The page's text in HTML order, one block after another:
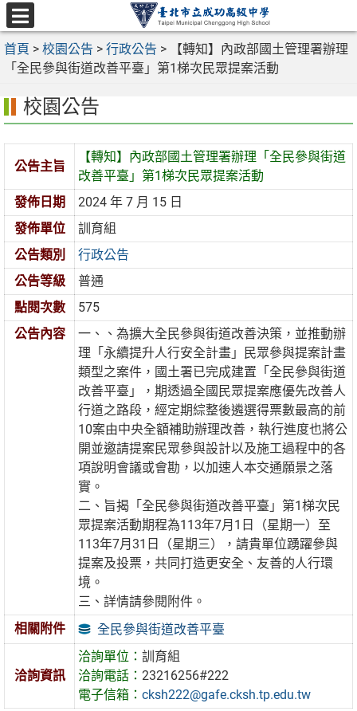
跳
至
主
區
選
單
首頁 > 校園公告 > 行政公告 >
【轉知】內政部國土管理署辦理
「全民參與街道改善平臺」第1梯次民眾提案活動
校園公告
公告主旨
【轉知】內政部國土管理署辦理「全民參與街道
改善平臺」第1梯次民眾提案活動
發佈日期
2024 年 7 月 15 日
發佈單位
訓育組
公告類別
行政公告
公告等級
普通
點閱次數
575
公告內容
一、、為擴大全民參與街道改善決策，並推動辦
理「永續提升人行安全計畫」民眾參與提案計畫
類型之案件，國土署已完成建置「全民參與街道
改善平臺」，期透過全國民眾提案應優先改善人
行道之路段，經定期綜整後遴選得票數最高的前
10案由中央全額補助辦理改善，執行進度也將公
開並邀請提案民眾參與設計以及施工過程中的各
項說明會議或會勘，以加速人本交通願景之落
實。
二、旨揭「全民參與街道改善平臺」第1梯次民
眾提案活動期程為113年7月1日（星期一）至
113年7月31日（星期三），請貴單位踴躍參與
提案及投票，共同打造更安全、友善的人行環
境。
三、詳情請參閱附件。
相關附件
全民參與街道改善平臺
洽詢資訊
洽詢單位：訓育組
洽詢電話：23216256#222
電子信箱：cksh222@gafe.cksh.tp.edu.tw